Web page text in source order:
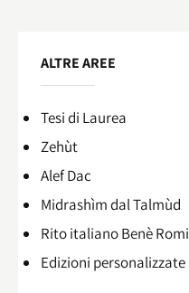
ALTRE AREE
Tesi di Laurea
Zehùt
Alef Dac
Midrashìm dal Talmùd
Rito italiano Benè Romi​
Edizioni personalizzate